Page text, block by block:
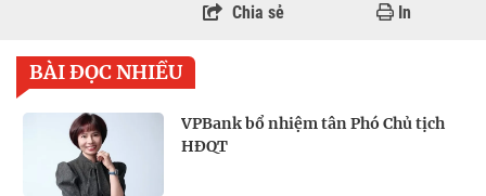
Chia sẻ In
BÀI ĐỌC NHIỀU
VPBank bổ nhiệm tân Phó Chủ tịch
HĐQT